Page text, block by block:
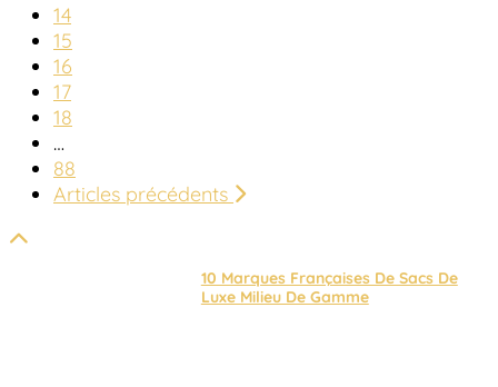
14
15
16
17
18
…
88
Articles précédents
10 Marques Françaises De Sacs De
Luxe Milieu De Gamme